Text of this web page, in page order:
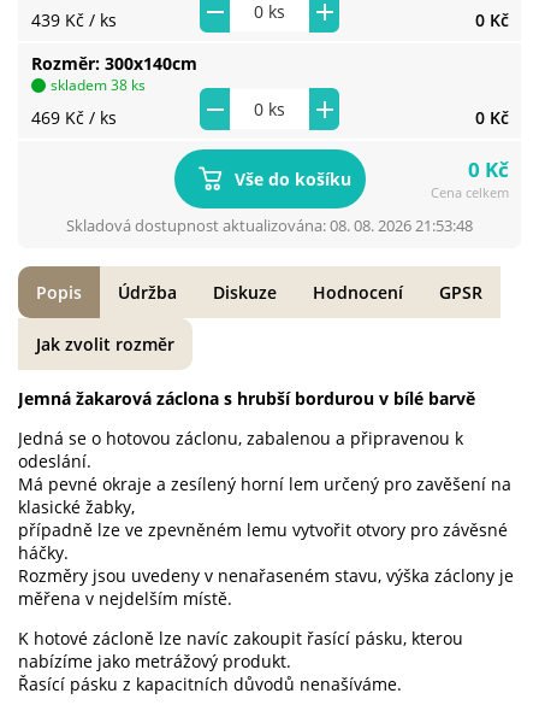
439 Kč / ks 0 Kč
Rozměr 300x140cm
469 Kč / ks 0 Kč
skladem 38 ks
Vše do košíku 0 Kč
Cena celkem
Skladová dostupnost aktualizována: 08. 08. 2026 21:53:48
Jemná žakarová záclona s hrubší bordurou v bílé barvě
Jedná se o hotovou záclonu, zabalenou a připravenou k
odeslání.
Má pevné okraje a zesílený horní lem určený pro zavěšení na
klasické žabky,
případně lze ve zpevněném lemu vytvořit otvory pro závěsné
háčky.
Rozměry jsou uvedeny v nenařaseném stavu, výška záclony je
měřena v nejdelším místě.
K hotové zácloně lze navíc zakoupit řasící pásku, kterou
nabízíme jako metrážový produkt.
Řasící pásku z kapacitních důvodů nenašíváme.
Popis Údržba Diskuze Hodnocení GPSR
Jak zvolit rozměr